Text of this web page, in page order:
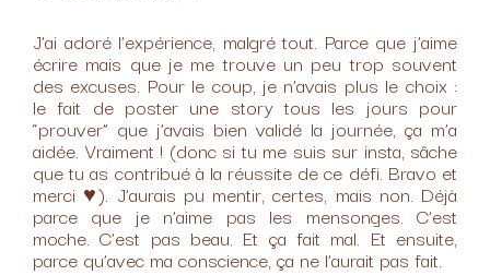
J’ai adoré l’expérience, malgré tout. Parce que j’aime
écrire mais que je me trouve un peu trop souvent
des excuses. Pour le coup, je n’avais plus le choix :
le fait de poster une story tous les jours pour
“prouver” que j’avais bien validé la journée, ça m’a
aidée. Vraiment ! (donc si tu me suis sur insta, sâche
que tu as contribué à la réussite de ce défi. Bravo et
merci ♥). J’aurais pu mentir, certes, mais non. Déjà
parce que je n’aime pas les mensonges. C’est
moche. C’est pas beau. Et ça fait mal. Et ensuite,
parce qu’avec ma conscience, ça ne l’aurait pas fait.